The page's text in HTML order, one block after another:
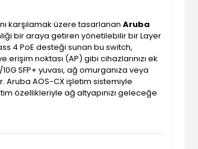
karşılamak üzere tasarlanan Aruba
bir araya getiren yönetilebilir bir Layer
4 PoE desteği sunan bu switch,
erişim noktası (AP) gibi cihazlarınızı ek
SFP+ yuvası, ağ omurganıza veya
Aruba AOS-CX işletim sistemiyle
özellikleriyle ağ altyapınızı geleceğe